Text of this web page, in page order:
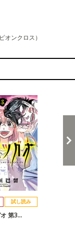
オンクロス）
試し読み
第3…